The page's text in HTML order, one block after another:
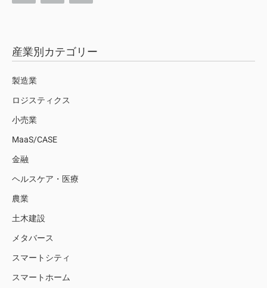
産業別カテゴリー
製造業
ロジスティクス
小売業
MaaS/CASE
金融
ヘルスケア・医療
農業
土木建設
メタバース
スマートシティ
スマートホーム